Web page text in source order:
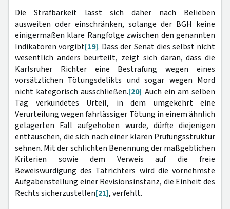
Die Strafbarkeit lässt sich daher nach Belieben
ausweiten oder einschränken, solange der BGH keine
einigermaßen klare Rangfolge zwischen den genannten
Indikatoren vorgibt[19]. Dass der Senat dies selbst nicht
wesentlich anders beurteilt, zeigt sich daran, dass die
Karlsruher Richter eine Bestrafung wegen eines
vorsätzlichen Tötungsdelikts und sogar wegen Mord
nicht kategorisch ausschließen.[20] Auch ein am selben
Tag verkündetes Urteil, in dem umgekehrt eine
Verurteilung wegen fahrlässiger Tötung in einem ähnlich
gelagerten Fall aufgehoben wurde, dürfte diejenigen
enttäuschen, die sich nach einer klaren Prüfungsstruktur
sehnen. Mit der schlichten Benennung der maßgeblichen
Kriterien sowie dem Verweis auf die freie
Beweiswürdigung des Tatrichters wird die vornehmste
Aufgabenstellung einer Revisionsinstanz, die Einheit des
Rechts sicherzustellen[21], verfehlt.